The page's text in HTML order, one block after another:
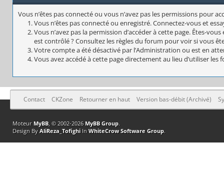
Vous n’êtes pas connecté ou vous n’avez pas les permissions pour
Vous n’êtes pas connecté ou enregistré. Connectez-vous et
Vous n’avez pas la permission d’accéder à cette page. Êtes-
est contrôlé ? Consultez les règles du forum pour voir si vous
Votre compte a été désactivé par l’Administration ou est en
Vous avez accédé à cette page directement au lieu d’utiliser
Contact CKZone Retourner en haut Version bas-débit (Archivé)
Moteur MyBB, © 2002-2026 MyBB Group.
Design By AliReza_TofighiIn WhiteCrow Software Group.